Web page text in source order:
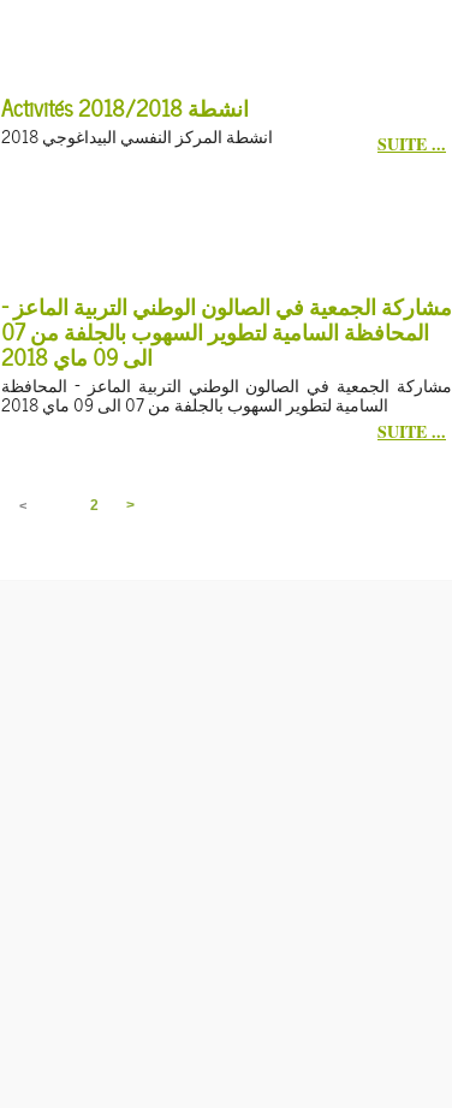
Activités 2018/انشطة 2018
انشطة المركز النفسي البيداغوجي 2018 SUITE ...
مشاركة الجمعية في الصالون الوطني التربية الماعز -
المحافظة السامية لتطوير السهوب بالجلفة من 07
الى 09 ماي 2018
مشاركة الجمعية في الصالون الوطني التربية الماعز - المحافظة
السامية لتطوير السهوب بالجلفة من 07 الى 09 ماي 2018
SUITE ...
< 2 >